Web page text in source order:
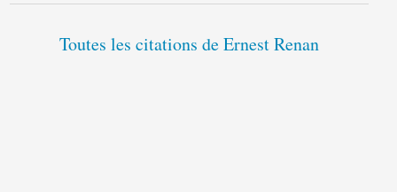
Toutes les citations de Ernest Renan